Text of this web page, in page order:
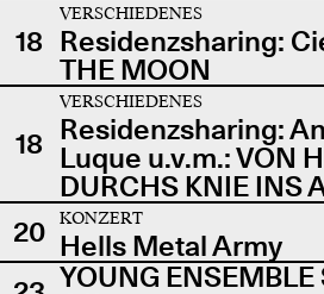
18
VERSCHIEDENES
Residenzsharing:
THE MOON
18
VERSCHIEDENES
Residenzsharing:
Luque u.v.m.: VON
DURCHS KNIE INS
20
KONZERT
Hells Metal Army
YOUNG